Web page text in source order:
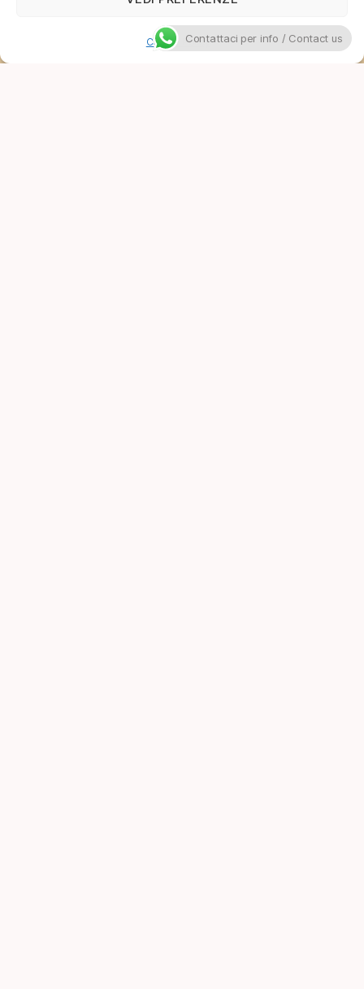
Cookie PolicyContattaci per info / Contact us